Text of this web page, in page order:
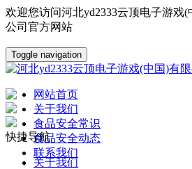
欢迎您访问河北yd2333云顶电子游戏
公司官方网站
Toggle navigation
网站首页
关于我们
食品安全常识
食品安全动态
联系我们
快捷导航
关于我们